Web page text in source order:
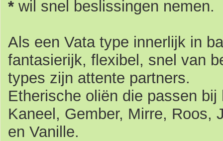
* wil snel beslissingen nemen.
Als een Vata type innerlijk in
fantasierijk, flexibel, snel van
types zijn attente partners.
Etherische oliën die passen
Kaneel, Gember, Mirre, Roos,
en Vanille.